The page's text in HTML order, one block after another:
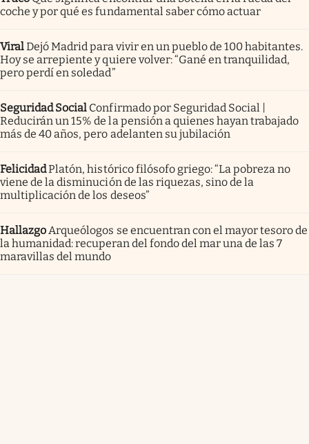
coche y por qué es fundamental saber cómo actuar
ViralDejó Madrid para vivir en un pueblo de 100 habitantes.
Hoy se arrepiente y quiere volver: “Gané en tranquilidad,
pero perdí en soledad”
Seguridad Social Confirmado por Seguridad Social |
Reducirán un 15% de la pensión a quienes hayan trabajado
más de 40 años, pero adelanten su jubilación
FelicidadPlatón, histórico filósofo griego: “La pobreza no
viene de la disminución de las riquezas, sino de la
multiplicación de los deseos”
HallazgoArqueólogos se encuentran con el mayor tesoro de
la humanidad: recuperan del fondo del mar una de las 7
maravillas del mundo